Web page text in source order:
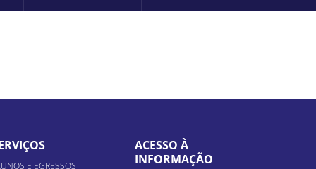
E EGRESSOS
ACESSO À
INFORMAÇÃO